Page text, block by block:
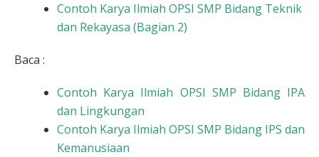
Contoh Karya Ilmiah OPSI SMP Bidang Teknik
dan Rekayasa (Bagian 2)
Baca :
Contoh Karya Ilmiah OPSI SMP Bidang IPA
dan Lingkungan
Contoh Karya Ilmiah OPSI SMP Bidang IPS dan
Kemanusiaan